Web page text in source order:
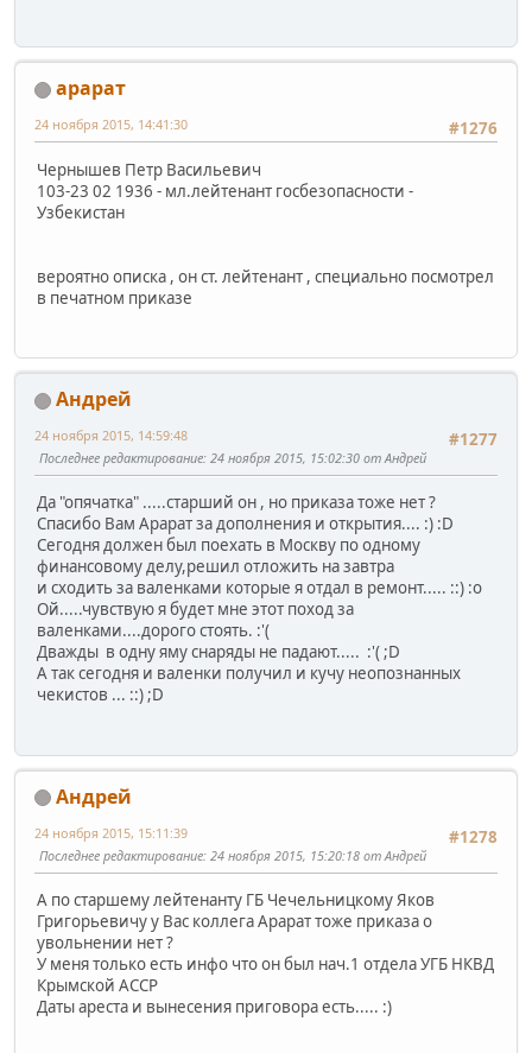
арарат
#1276
24 ноября 2015, 14:41:30
Чернышев Петр Васильевич
103-23 02 1936 - мл.лейтенант госбезопасности -
Узбекистан
вероятно описка , он ст. лейтенант , специально посмотрел
в печатном приказе
Андрей
#1277
24 ноября 2015, 14:59:48
Последнее редактирование: 24 ноября 2015, 15:02:30 от Андрей
Да "опячатка" .....старший он , но приказа тоже нет ?
Спасибо Вам Арарат за дополнения и открытия.... :) :D
Сегодня должен был поехать в Москву по одному
финансовому делу,решил отложить на завтра
и сходить за валенками которые я отдал в ремонт..... ::) :o
Ой.....чувствую я будет мне этот поход за
валенками....дорого стоять. :'(
Дважды в одну яму снаряды не падают..... :'( ;D
А так сегодня и валенки получил и кучу неопознанных
чекистов ... ::) ;D
Андрей
#1278
24 ноября 2015, 15:11:39
Последнее редактирование: 24 ноября 2015, 15:20:18 от Андрей
А по старшему лейтенанту ГБ Чечельницкому Яков
Григорьевичу у Вас коллега Арарат тоже приказа о
увольнении нет ?
У меня только есть инфо что он был нач.1 отдела УГБ НКВД
Крымской АССР
Даты ареста и вынесения приговора есть..... :)